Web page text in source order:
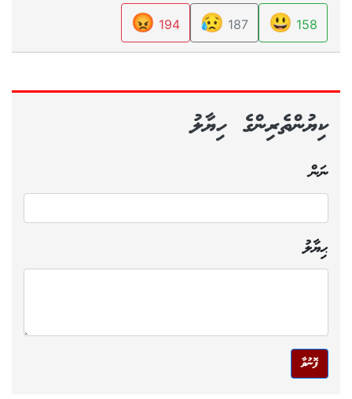
158
😃
187
😥
194
😡
ކިޔުންތެރިންގެ ހިޔާލު
ނަން
ޙިޔާލު
ފޮނުވާ